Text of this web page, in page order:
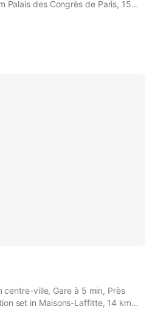
Palais des Congrès de Paris, 15
well as 17 km from Musée de
ville, Gare à 5 min, Près
set in Maisons-Laffitte, 14 km